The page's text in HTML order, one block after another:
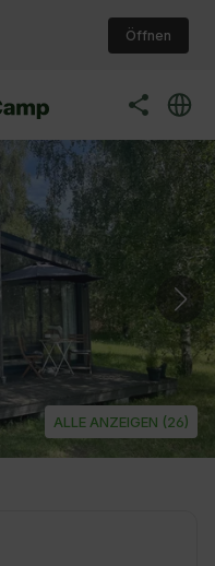
Öffnen
ALLE ANZEIGEN (26)